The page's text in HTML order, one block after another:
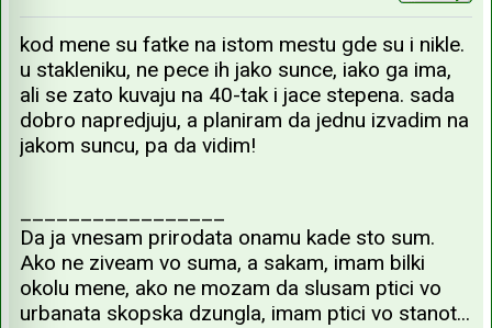
kod mene su fatke na istom mestu gde su i nikle.
u stakleniku, ne pece ih jako sunce, iako ga ima,
ali se zato kuvaju na 40-tak i jace stepena. sada
dobro napredjuju, a planiram da jednu izvadim na
jakom suncu, pa da vidim!
_________________
Da ja vnesam prirodata onamu kade sto sum.
Ako ne ziveam vo suma, a sakam, imam bilki
okolu mene, ako ne mozam da slusam ptici vo
urbanata skopska dzungla, imam ptici vo stanot...